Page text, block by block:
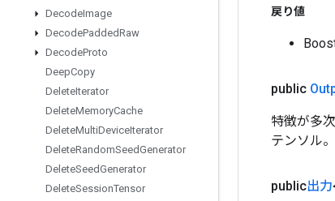
DecodeImage
DecodePaddedRaw
DecodeProto
DeepCopy
DeleteIterator
DeleteMemoryCache
DeleteMultiDeviceIterator
DeleteRandomSeedGenerator
DeleteSeedGenerator
DeleteSessionTensor
戻り値
public
特徴が多
テンソル
public出力